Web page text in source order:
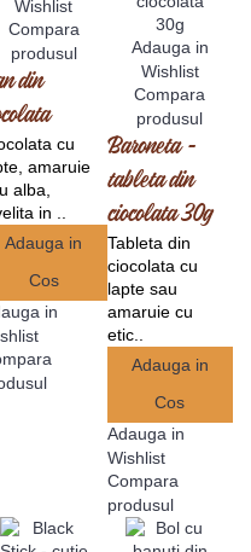
Personalizate
+
Wishlist
Compara
produsul
din
cu
amaruie
alba,
in ..
Adauga in
Cos
in
Adauga in
Wishlist
Compara
produsul
Baroneta -
tableta din
ciocolata 30g
Tableta din
ciocolata cu
lapte sau
amaruie cu
etic..
Adauga in
Cos
Adauga in
Wishlist
Compara
produsul